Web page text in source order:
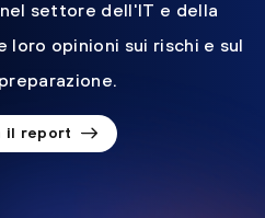
settore dell'IT e della
loro opinioni sui rischi e sul
il report